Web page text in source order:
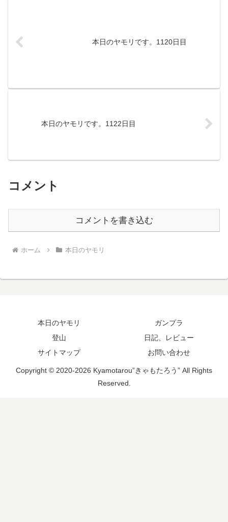
本日のヤモリです。1120日目
本日のヤモリです。1122日目
コメント
コメントを書き込む
ホーム 本日のヤモリ
本日のヤモリ
ガンプラ
登山
日記、レビュー
サイトマップ
お問い合わせ
Copyright © 2020-2026 Kyamotarou”きゃもたろう” All Rights
Reserved.